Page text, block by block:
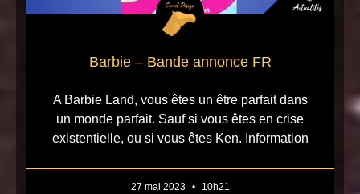
Barbie – Bande annonce FR
A Barbie Land, vous êtes un être parfait dans
un monde parfait. Sauf si vous êtes en crise
existentielle, ou si vous êtes Ken. Information
27 mai 2023 10h21